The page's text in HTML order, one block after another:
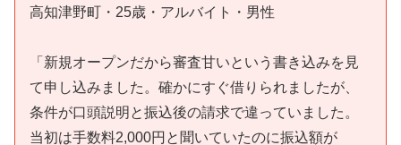
高知津野町・25歳・アルバイト・男性
「新規オープンだから審査甘いという書き込みを見
て申し込みました。確かにすぐ借りられましたが、
条件が口頭説明と振込後の請求で違っていました。
当初は手数料2,000円と聞いていたのに振込額が